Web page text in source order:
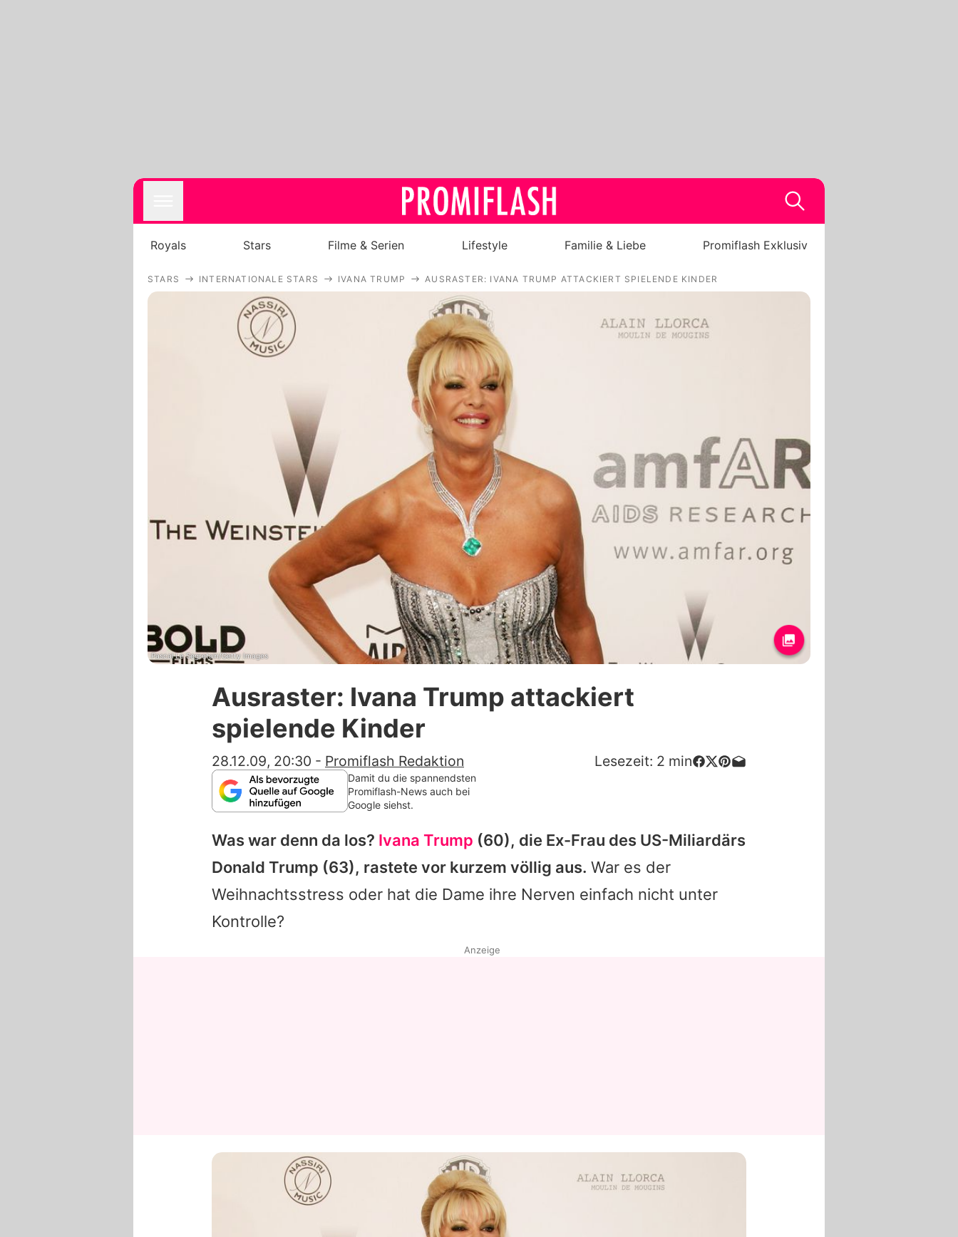
Royals
Stars
Filme & Serien
Lifestyle
Familie & Liebe
Promiflash Exklusiv
Alle Themen auf Promiflash
Jobs
App runterladen
Team
Redaktionelle Richtlinien
Impressum
Datenschutzerklärung
Nutzungsbedingungen
Royals Stars Filme & Serien Lifestyle Familie & Liebe Promiflash Exklusiv
STARS INTERNATIONALE STARS IVANA TRUMP AUSRASTER: IVANA TRUMP ATTACKIERT SPIELENDE KINDER
Pascal Le Segretain/Getty Images
Ausraster: Ivana Trump attackiert
spielende Kinder
28.12.09, 20:30 - Promiflash Redaktion Lesezeit: 2 min
Damit du die spannendsten
Promiflash-News auch bei
Google siehst.
Was war denn da los? Ivana Trump (60), die Ex-Frau des US-Miliardärs
Donald Trump (63), rastete vor kurzem völlig aus. War es der
Weihnachtsstress oder hat die Dame ihre Nerven einfach nicht unter
Kontrolle?
Anzeige